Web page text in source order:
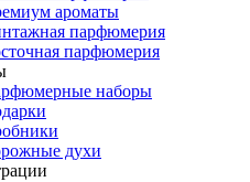
ароматы
парфюмерия
парфюмерия
наборы
духи